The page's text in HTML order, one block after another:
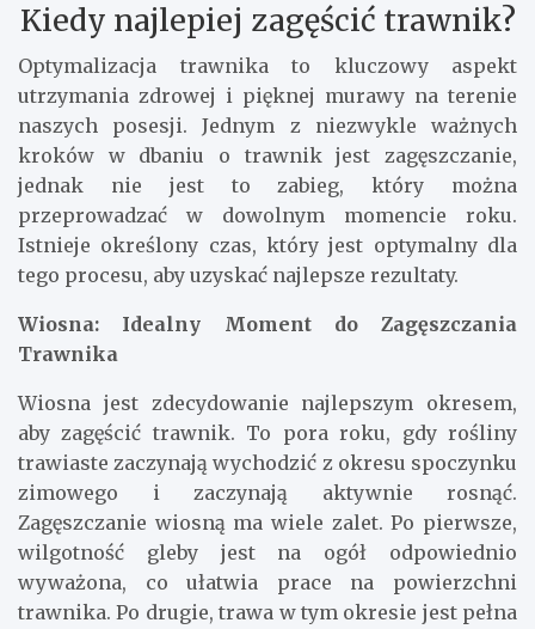
Kiedy najlepiej zagęścić trawnik?
Optymalizacja trawnika to kluczowy aspekt
utrzymania zdrowej i pięknej murawy na terenie
naszych posesji. Jednym z niezwykle ważnych
kroków w dbaniu o trawnik jest zagęszczanie,
jednak nie jest to zabieg, który można
przeprowadzać w dowolnym momencie roku.
Istnieje określony czas, który jest optymalny dla
tego procesu, aby uzyskać najlepsze rezultaty.
Wiosna: Idealny Moment do Zagęszczania
Trawnika
Wiosna jest zdecydowanie najlepszym okresem,
aby zagęścić trawnik. To pora roku, gdy rośliny
trawiaste zaczynają wychodzić z okresu spoczynku
zimowego i zaczynają aktywnie rosnąć.
Zagęszczanie wiosną ma wiele zalet. Po pierwsze,
wilgotność gleby jest na ogół odpowiednio
wyważona, co ułatwia prace na powierzchni
trawnika. Po drugie, trawa w tym okresie jest pełna